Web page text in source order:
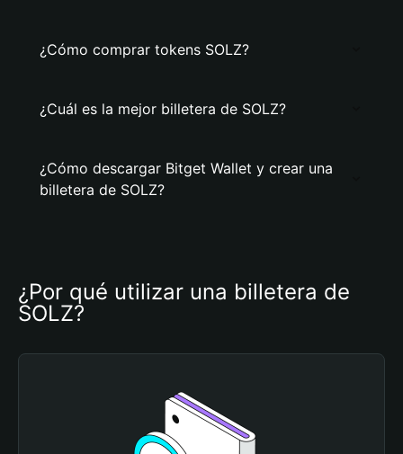
¿Cómo comprar tokens SOLZ?
¿Cuál es la mejor billetera de SOLZ?
¿Cómo descargar Bitget Wallet y crear una
billetera de SOLZ?
¿Por qué utilizar una billetera de
SOLZ?